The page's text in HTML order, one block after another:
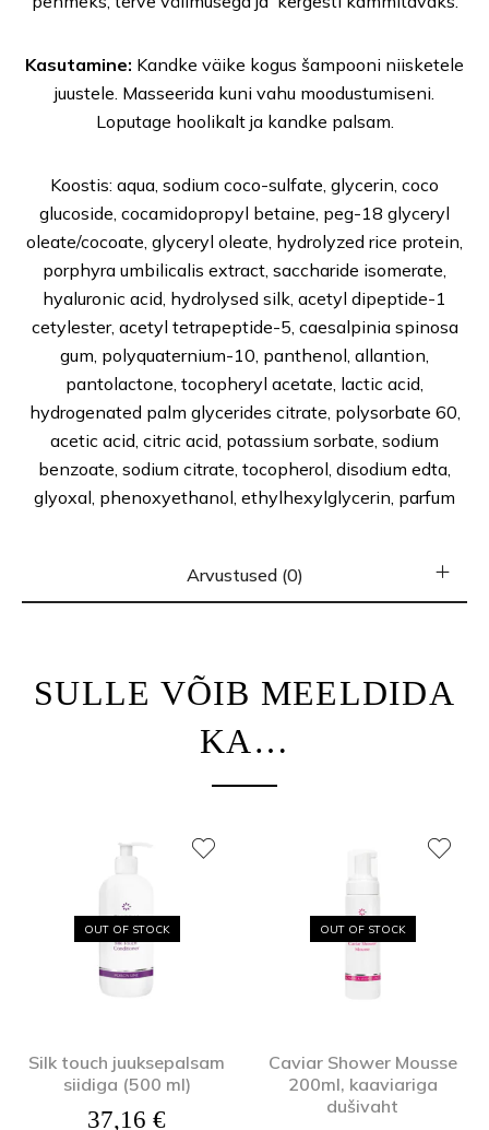
Kasutamine: Kandke väike kogus šampooni niisketele
juustele. Masseerida kuni vahu moodustumiseni.
Loputage hoolikalt ja kandke palsam.
Koostis: aqua, sodium coco-sulfate, glycerin, coco
glucoside, cocamidopropyl betaine, peg-18 glyceryl
oleate/cocoate, glyceryl oleate, hydrolyzed rice protein,
porphyra umbilicalis extract, saccharide isomerate,
hyaluronic acid, hydrolysed silk, acetyl dipeptide-1
cetylester, acetyl tetrapeptide-5, caesalpinia spinosa
gum, polyquaternium-10, panthenol, allantion,
pantolactone, tocopheryl acetate, lactic acid,
hydrogenated palm glycerides citrate, polysorbate 60,
acetic acid, citric acid, potassium sorbate, sodium
benzoate, sodium citrate, tocopherol, disodium edta,
glyoxal, phenoxyethanol, ethylhexylglycerin, parfum
Arvustused (0)
SULLE VÕIB MEELDIDA
KA…
OUT OF STOCK
Silk touch juuksepalsam
siidiga (500 ml)
37,16 €
OUT OF STOCK
Caviar Shower Mousse
200ml, kaaviariga
dušivaht